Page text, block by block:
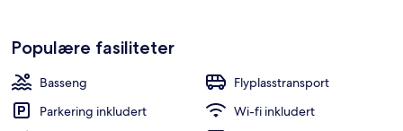
Populære fasiliteter
Basseng
Flyplasstransport
Parkering inkludert
Wi-fi inkludert